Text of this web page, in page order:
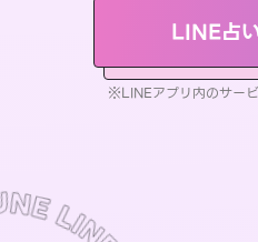
LINE占
※LINEアプリ内のサー